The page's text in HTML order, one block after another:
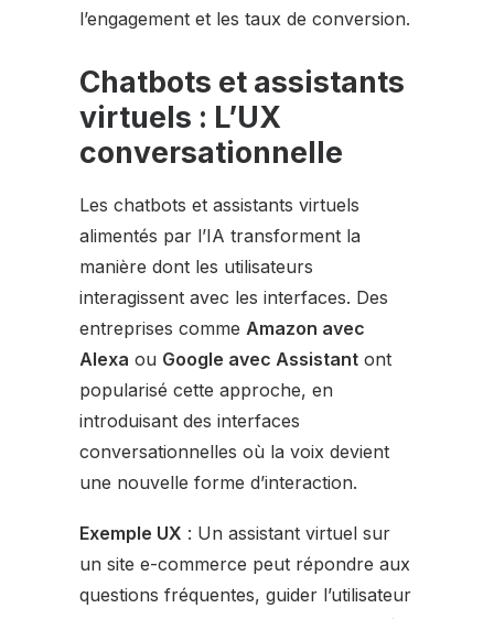
l’engagement et les taux de conversion.
Chatbots et assistants
virtuels : L’UX
conversationnelle
Les chatbots et assistants virtuels
alimentés par l’IA transforment la
manière dont les utilisateurs
interagissent avec les interfaces. Des
entreprises comme Amazon avec
Alexa ou Google avec Assistant ont
popularisé cette approche, en
introduisant des interfaces
conversationnelles où la voix devient
une nouvelle forme d’interaction.
Exemple UX : Un assistant virtuel sur
un site e-commerce peut répondre aux
questions fréquentes, guider l’utilisateur